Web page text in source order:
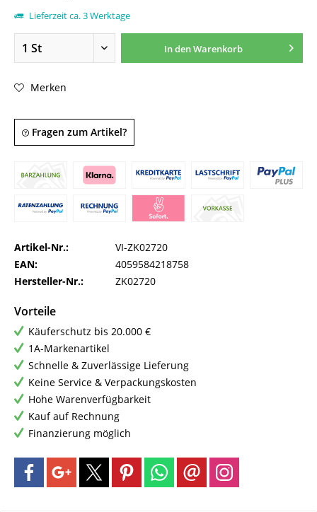
Lieferzeit ca. 3 Werktage
In denWarenkorb
Merken
Fragen zum Artikel?
Artikel-Nr.:
VI-ZK02720
EAN:
4059584218758
Hersteller-Nr.:
ZK02720
Vorteile
Käuferschutz bis 20.000 €
1A-Markenartikel
Schnelle & Zuverlässige Lieferung
Keine Service & Verpackungskosten
Hohe Warenverfügbarkeit
Kauf auf Rechnung
Finanzierung möglich